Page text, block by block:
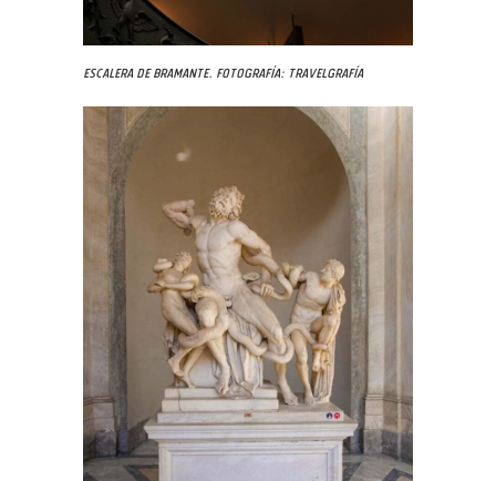
Escalera de Bramante. Fotografía: Travelgrafía